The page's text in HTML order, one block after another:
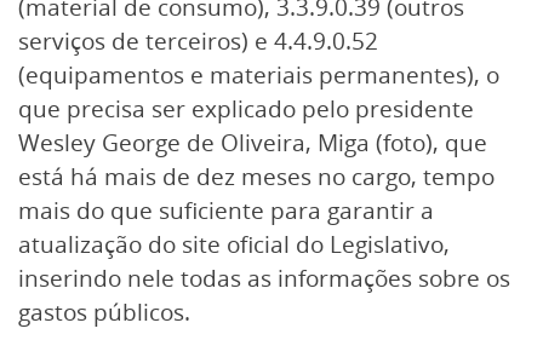
(material de consumo), 3.3.9.0.39 (outros
serviços de terceiros) e 4.4.9.0.52
(equipamentos e materiais permanentes), o
que precisa ser explicado pelo presidente
Wesley George de Oliveira, Miga (foto), que
está há mais de dez meses no cargo, tempo
mais do que suficiente para garantir a
atualização do site oficial do Legislativo,
inserindo nele todas as informações sobre os
gastos públicos.